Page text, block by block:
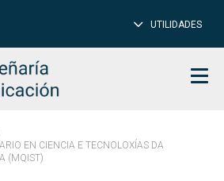
UTILIDADES
EN CIENCIA E TECNOLOXÍAS DA
(MQIST)